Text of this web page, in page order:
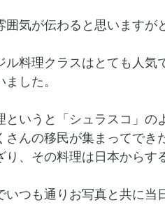
囲気が伝わると思いますが
ル料理クラスはとても人気
した。
というと「シュラスコ」
さんの移民が集まってで
り、その料理は日本からす
いつも通りお写真と共に当